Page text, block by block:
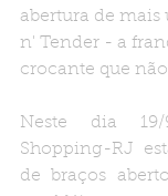
abertura de
n' Tender - a
crocante que
Neste dia
Shopping-RJ
de braços